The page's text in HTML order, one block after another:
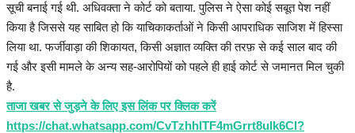
सूची बनाई गई थी. अधिवक्ता ने कोर्ट को बताया. पुलिस ने ऐसा कोई सबूत पेश नहीं
किया है जिससे यह साबित हो कि याचिकाकर्ताओं ने किसी आपराधिक साजिश में हिस्सा
लिया था. फर्जीवाड़ा की शिकायत, किसी अज्ञात व्यक्ति की तरफ़ से कई साल बाद की
गई और इसी मामले के अन्य सह-आरोपियों को पहले ही हाई कोर्ट से जमानत मिल चुकी
है.
ताजा खबर से जुड़ने के लिए इस लिंक पर क्लिक करें
https://chat.whatsapp.com/CvTzhhITF4mGrrt8ulk6CI?